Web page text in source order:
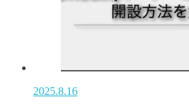
2025.8.16